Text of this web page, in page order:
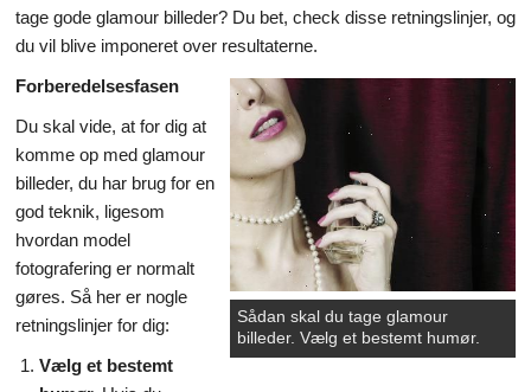
tage gode glamour billeder? Du bet, check disse retningslinjer, og
du vil blive imponeret over resultaterne.
Sådan skal du tage glamour
billeder. Vælg et bestemt humør.
Forberedelsesfasen
Du skal vide, at for dig at
komme op med glamour
billeder, du har brug for en
god teknik, ligesom
hvordan model
fotografering er normalt
gøres. Så her er nogle
retningslinjer for dig:
Vælg et bestemt